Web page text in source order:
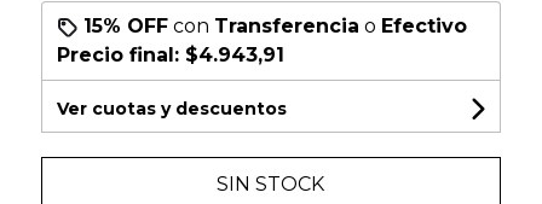
15% OFFcon Transferencia o Efectivo
Precio final: $4.943,91
Ver cuotas y descuentos
SIN STOCK